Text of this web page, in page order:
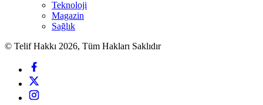
Teknoloji
Magazin
Sağlık
© Telif Hakkı 2026, Tüm Hakları Saklıdır